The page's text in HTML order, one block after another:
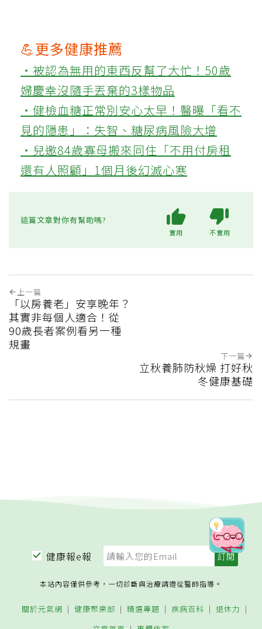
💪更多健康推薦
‧被認為無用的東西反幫了大忙！50歲
婦慶幸沒隨手丟棄的3樣物品
‧健檢血糖正常別安心太早！醫曝「看不
見的隱患」：失智、糖尿病風險大增
‧兒邀84歲寡母搬來同住「不用付房租
還有人照顧」1個月後幻滅心寒
這篇文章對你有幫助嗎?
實用 不實用
上一篇
「以房養老」安享晚年？
其實非每個人適合！從
90歲長者案例看另一種
規畫
下一篇
立秋養肺防秋燥 打好秋
冬健康基礎
健康報e報
本站內容僅供參考，一切診斷與治療請遵從醫師指導。
關於元氣網 健康聚樂部 精選專題 疾病百科
退休力